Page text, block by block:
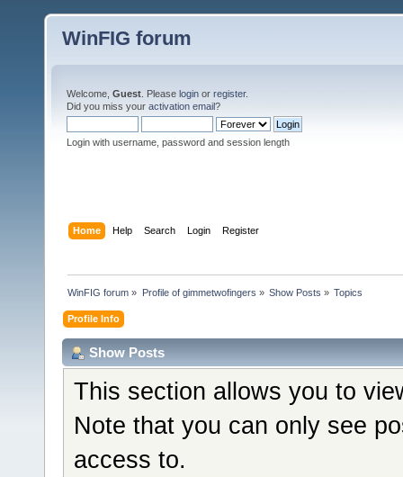
WinFIG forum
Welcome, Guest . Please login or register.
Did you miss your activation email?
Login with username, password and session length
Home Help Search Login Register
WinFIG forum » Profile of gimmetwofingers » Show Posts » Topics
Profile Info
Show Posts
This section allows you to
Note that you can only see
access to.